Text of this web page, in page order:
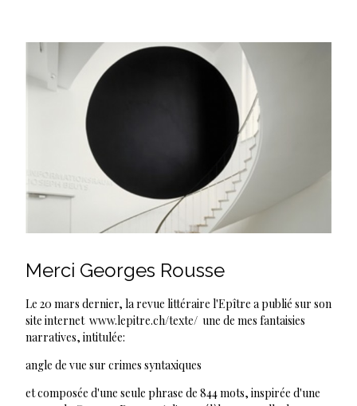
Merci Georges Rousse
Le 20 mars dernier, la revue littéraire l'Epître a publié sur son
site internet www.lepitre.ch/texte/ une de mes fantaisies
narratives, intitulée:
angle de vue sur crimes syntaxiques
et composée d'une seule phrase de 844 mots, inspirée d'une